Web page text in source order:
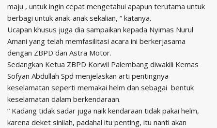
maju , untuk ingin cepat mengetahui apapun terutama untuk
berbagi untuk anak-anak sekalian, “ katanya.
Ucapan khusus juga dia sampaikan kepada Nyimas Nurul
Amani yang telah memfasilitasi acara ini berkerjasama
dengan ZBPD dan Astra Motor.
Sedangkan Ketua ZBPD Korwil Palembang diwakili Kemas
Sofyan Abdullah Spd menjelaskan arti pentingnya
keselamatan seperti memakai helm dan sebagai bentuk
keselamatan dalam berkendaraan.
“ Kadang tidak sadar juga naik kendaraan tidak pakai helm,
karena deket sinilah, padahal itu penting, itu nanti akan